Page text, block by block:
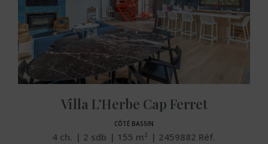
Villa L’Herbe Cap Ferret
CÔTÉ BASSIN
4 ch. 2 sdb 155 m² 2459882 Réf.